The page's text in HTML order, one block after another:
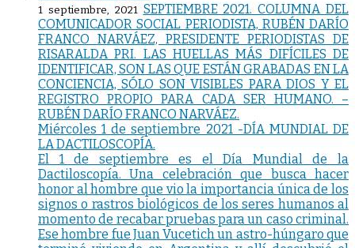
1 septiembre, 2021 SEPTIEMBRE 2021. COLUMNA DEL
COMUNICADOR SOCIAL PERIODISTA, RUBÉN DARÍO
FRANCO NARVÁEZ, PRESIDENTE PERIODISTAS DE
RISARALDA PRI. LAS HUELLAS MÁS DIFÍCILES DE
IDENTIFICAR, SON LAS QUE ESTÁN GRABADAS EN LA
CONCIENCIA, SÓLO SON VISIBLES PARA DIOS Y EL
REGISTRO PROPIO PARA CADA SER HUMANO. –
RUBÉN DARÍO FRANCO NARVÁEZ.
Miércoles 1 de septiembre 2021 -DÍA MUNDIAL DE
LA DACTILOSCOPÍA.
El 1 de septiembre es el Día Mundial de la
Dactiloscopía. Una celebración que busca hacer
honor al hombre que vio la importancia única de los
signos o rastros biológicos de los seres humanos al
momento de recabar pruebas para un caso criminal.
Ese hombre fue Juan Vucetich un astro-húngaro que